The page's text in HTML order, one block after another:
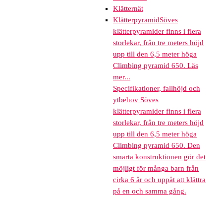
Klätternät
KlätterpyramidSöves
klätterpyramider finns i flera
storlekar, från tre meters höjd
upp till den 6,5 meter höga
Climbing pyramid 650. Läs
mer...
Specifikationer, fallhöjd och
ytbehov Söves
klätterpyramider finns i flera
storlekar, från tre meters höjd
upp till den 6,5 meter höga
Climbing pyramid 650. Den
smarta konstruktionen gör det
möjligt för många barn från
cirka 6 år och uppåt att klättra
på en och samma gång.